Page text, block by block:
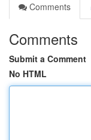
Comments
Comments
Submit a Comment
No HTML